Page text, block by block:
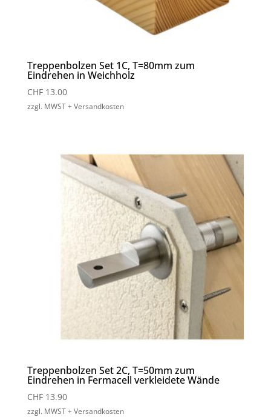
Treppenbolzen Set 1C, T=80mm zum
Eindrehen in Weichholz
CHF13.00
zzgl. MWST + Versandkosten
Treppenbolzen Set 2C, T=50mm zum
Eindrehen in Fermacell verkleidete Wände
CHF13.90
zzgl. MWST + Versandkosten